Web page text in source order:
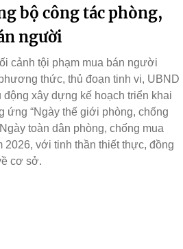
bộ công tác phòng,
người
cảnh tội phạm mua bán người
thức, thủ đoạn tinh vi, UBND
xây dựng kế hoạch triển khai
ứng “Ngày thế giới phòng, chống
toàn dân phòng, chống mua
2026, với tinh thần thiết thực, đồng
cơ sở.